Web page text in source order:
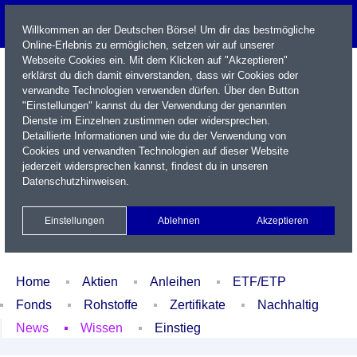
Name / WKN / ISIN / Kürzel
Xetra Realtime
Watchlist Portfolio Login
Home Aktien Anleihen
ETF/ETP
Fonds
Rohstoffe Zertifikate
Nachhaltig
News
Wissen Einstieg
Willkommen an der Deutschen Börse! Um dir das bestmögliche
Online-Erlebnis zu ermöglichen, setzen wir auf unserer
Webseite Cookies ein. Mit dem Klicken auf "Akzeptieren"
erklärst du dich damit einverstanden, dass wir Cookies oder
verwandte Technologien verwenden dürfen. Über den Button
"Einstellungen" kannst du der Verwendung der genannten
Dienste im Einzelnen zustimmen oder widersprechen.
Detaillierte Informationen und wie du der Verwendung von
Cookies und verwandten Technologien auf dieser Website
jederzeit widersprechen kannst, findest du in unseren
Datenschutzhinweisen.
Einstellungen Ablehnen Akzeptieren